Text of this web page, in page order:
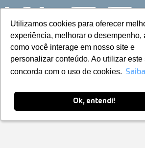
Utilizamos cookies para oferecer
experiência, melhorar o desempenho,
como você interage em nosso site e
personalizar conteúdo. Ao utilizar este
concorda com o uso de cookies.
Ok, entendi!
Utilizamos cookies para oferecer
experiência, melhorar o desempenho,
como você interage em nosso site e
personalizar conteúdo. Ao utilizar este
concorda com o uso de cookies.
Ok, entendi!
Pular
para
o
conteúdo